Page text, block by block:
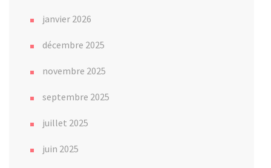
janvier 2026
décembre 2025
novembre 2025
septembre 2025
juillet 2025
juin 2025